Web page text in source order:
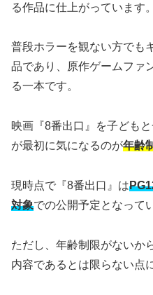
る作品に仕上がっています。
普段ホラーを観ない方でも
品であり、原作ゲームファ
る一本です。
映画『8番出口』を子ども
が最初に気になるのが年齢
現時点で『8番出口』は
対象での公開予定となって
ただし、年齢制限がないか
内容であるとは限らない点